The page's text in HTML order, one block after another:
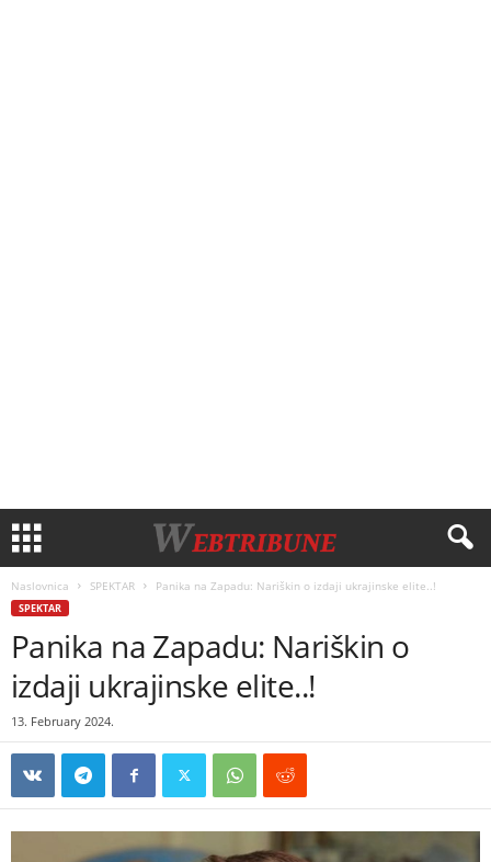
Naslovnica SPEKTAR Panika na Zapadu: Nariškin o izdaji ukrajinske elite..!
SPEKTAR
Panika na Zapadu: Nariškin o
izdaji ukrajinske elite..!
13. February 2024.